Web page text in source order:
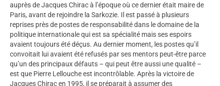
auprès de Jacques Chirac à l’époque où ce dernier était maire de
Paris, avant de rejoindre la Sarkozie. Il est passé à plusieurs
reprises près de postes de responsabilité dans le domaine de la
politique internationale qui est sa spécialité mais ses espoirs
avaient toujours été déçus. Au dernier moment, les postes qu’il
convoitait lui avaient été refusés par ses mentors peut-être parce
qu’un des principaux défauts – qui peut être aussi une qualité –
est que Pierre Lellouche est incontrôlable. Après la victoire de
Jacques Chirac en 1995, il se préparait à assumer des